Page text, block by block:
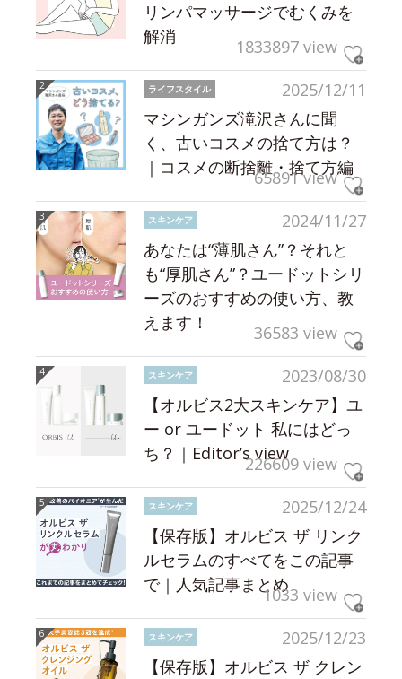
リンパマッサージでむくみを
解消
1833897 view
2025/12/11
ライフスタイル
マシンガンズ滝沢さんに聞
く、古いコスメの捨て方は？
｜コスメの断捨離・捨て方編
65891 view
2024/11/27
スキンケア
あなたは“薄肌さん”？それと
も“厚肌さん”？ユードットシリ
ーズのおすすめの使い方、教
えます！
36583 view
2023/08/30
スキンケア
【オルビス2大スキンケア】ユ
ー or ユードット 私にはどっ
ち？｜Editor’s view226609 view
2025/12/24
スキンケア
【保存版】オルビス ザ リンク
ルセラムのすべてをこの記事
で｜人気記事まとめ1033 view
2025/12/23
スキンケア
【保存版】オルビス ザ クレン